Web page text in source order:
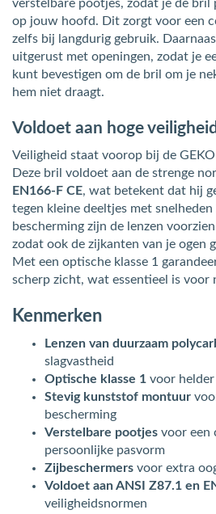
verstelbare pootjes, zodat je de
op jouw hoofd. Dit zorgt voor een
zelfs bij langdurig gebruik.
uitgerust met openingen, zodat je
kunt bevestigen om de bril om je
hem niet draagt.
Voldoet aan hoge
Veiligheid staat voorop bij de
Deze bril voldoet aan de strenge
EN166-F CE, wat betekent dat hij
tegen kleine deeltjes met
bescherming zijn de lenzen
zodat ook de zijkanten van je ogen
Met een optische klasse 1
scherp zicht, wat essentieel is voor
Kenmerken
Lenzen van duurzaam
slagvastheid
Optische klasse 1 voor
Stevig kunststof montuur
bescherming
Verstelbare pootjes voor een
persoonlijke pasvorm
Zijbeschermers voor extra
Voldoet aan ANSI Z87.1 en
veiligheidsnormen